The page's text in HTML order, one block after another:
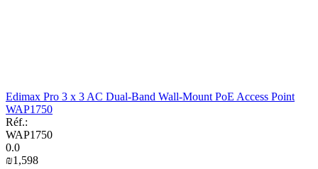
Edimax Pro 3 x 3 AC Dual-Band Wall-Mount PoE Access Point
WAP1750
Réf.:
WAP1750
0.0
₪1,598